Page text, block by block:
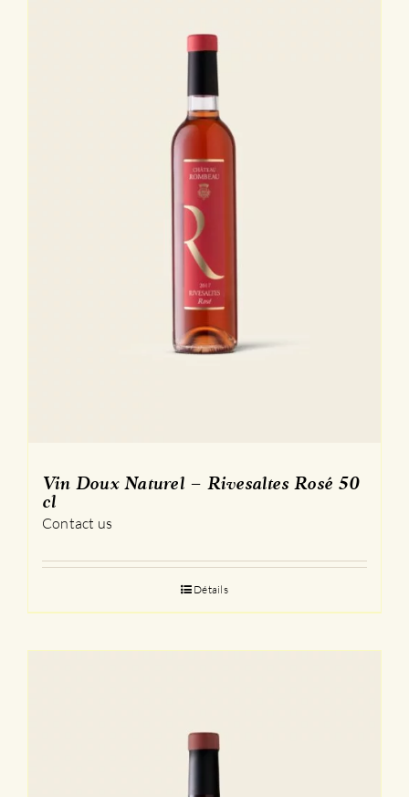
Vin Doux Naturel – Rivesaltes Rosé 50
cl
Contact us
Détails